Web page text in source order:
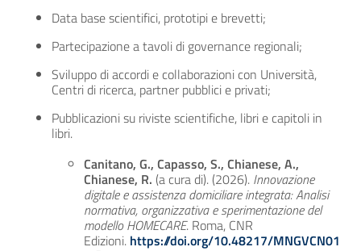
Data base scientifici, prototipi e brevetti;
Partecipazione a tavoli di governance regionali;
Sviluppo di accordi e collaborazioni con Università,
Centri di ricerca, partner pubblici e privati;
Pubblicazioni su riviste scientifiche, libri e capitoli in
libri.
Canitano, G., Capasso, S., Chianese, A.,
Chianese, R. (a cura di). (2026). Innovazione
digitale e assistenza domiciliare integrata: Analisi
normativa, organizzativa e sperimentazione del
modello HOMECARE. Roma, CNR
Edizioni. https://doi.org/10.48217/MNGVCN01